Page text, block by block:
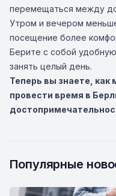
перемещаться между
Утром и вечером
посещение более
Берите с собой удобную
занять целый день.
Теперь вы знаете, как
провести время в
Популярные